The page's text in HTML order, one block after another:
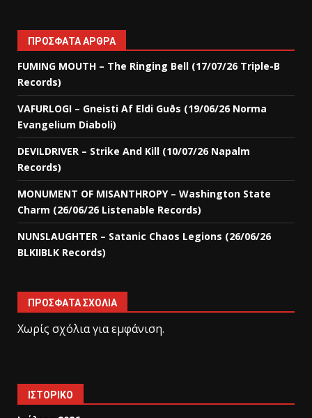
ΠΡΌΣΦΑΤΑ ΆΡΘΡΑ
FUMING MOUTH – The Ringing Bell (17/07/26 Triple-B
Records)
VAFURLOGI – Gneisti Af Eldi Guðs (19/06/26 Norma
Evangelium Diaboli)
DEVILDRIVER – Strike And Kill (10/07/26 Napalm
Records)
MONUMENT OF MISANTHROPY – Washington State
Charm (26/06/26 Listenable Records)
NUNSLAUGHTER – Satanic Chaos Legions (26/06/26
BLKIIBLK Records)
ΠΡΌΣΦΑΤΑ ΣΧΌΛΙΑ
Χωρίς σχόλια για εμφάνιση.
ΙΣΤΟΡΙΚΌ